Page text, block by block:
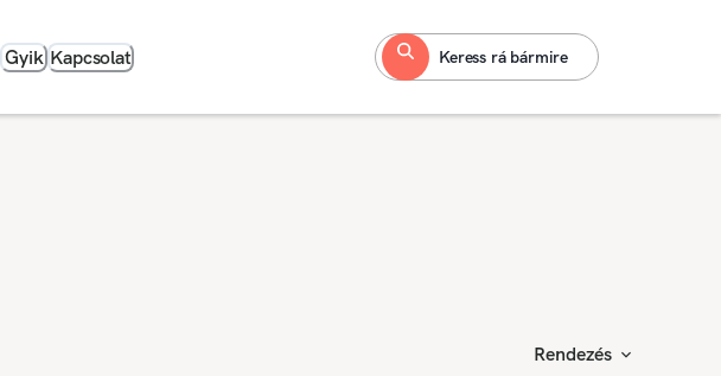
Gyik Kapcsolat Keress rá bármire
Rendezés